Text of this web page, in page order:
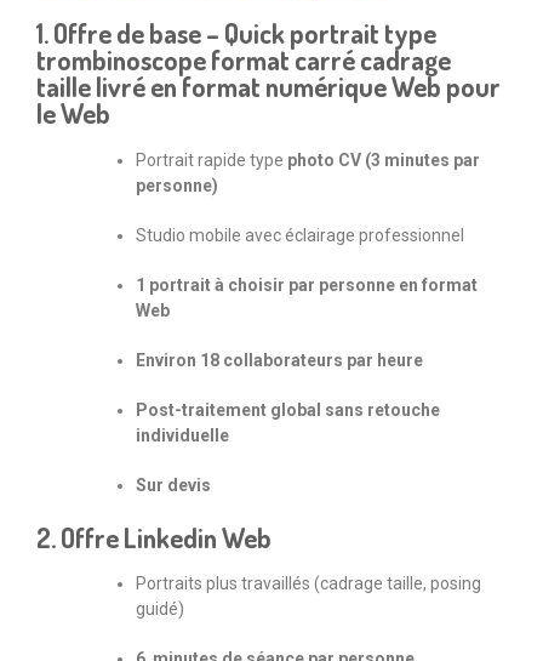
1. Offre de base – Quick portrait type
trombinoscope format carré cadrage
taille livré en format numérique Web pour
le Web
Portrait rapide type photo CV (3 minutes par
personne)
Studio mobile avec éclairage professionnel
1 portrait à choisir par personne en format
Web
Environ 18 collaborateurs par heure
Post-traitement global sans retouche
individuelle
Sur devis
2. Offre Linkedin Web
Portraits plus travaillés (cadrage taille, posing
guidé)